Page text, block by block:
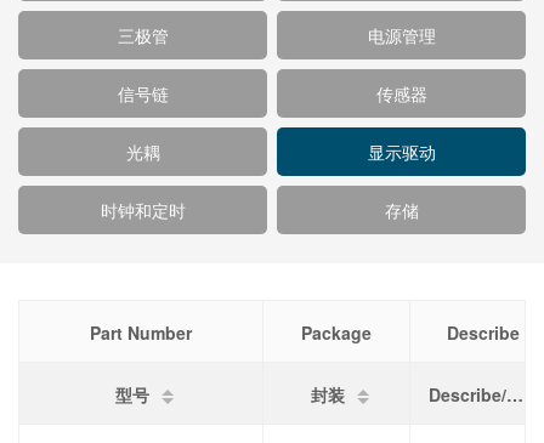
三极管 电源管理
信号链 传感器
光耦 显示驱动
时钟和定时 存储
Part Number Package Describe
型号 封装 Describe/描述